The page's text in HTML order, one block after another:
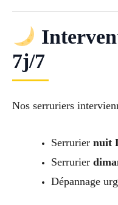
7j/7
Nos serruriers
Serrurier nuit
Serrurier
Dépannage